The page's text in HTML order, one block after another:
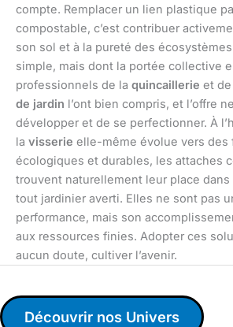
compte. Remplacer un lien plastique
compostable, c’est contribuer
son sol et à la pureté des
simple, mais dont la portée collective
professionnels de la quincaillerie et de
de jardin l’ont bien compris, et l’offre
développer et de se perfectionner. À
la visserie elle-même évolue vers des
écologiques et durables, les attaches
trouvent naturellement leur place
tout jardinier averti. Elles ne sont pas
performance, mais son
aux ressources finies. Adopter ces
aucun doute, cultiver l’avenir.
Découvrir nos Univers